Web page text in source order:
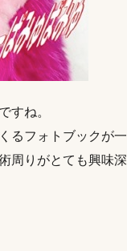
すね。
るフォトブックが一
周りがとても興味深